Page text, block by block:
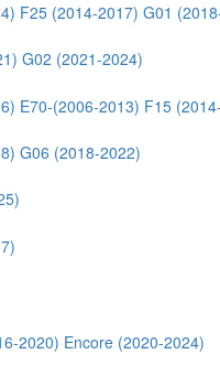
F25 (2014-2017) G01
G02 (2021-2024)
E70-(2006-2013) F15
G06 (2018-2022)
2020) Encore (2020-2024)